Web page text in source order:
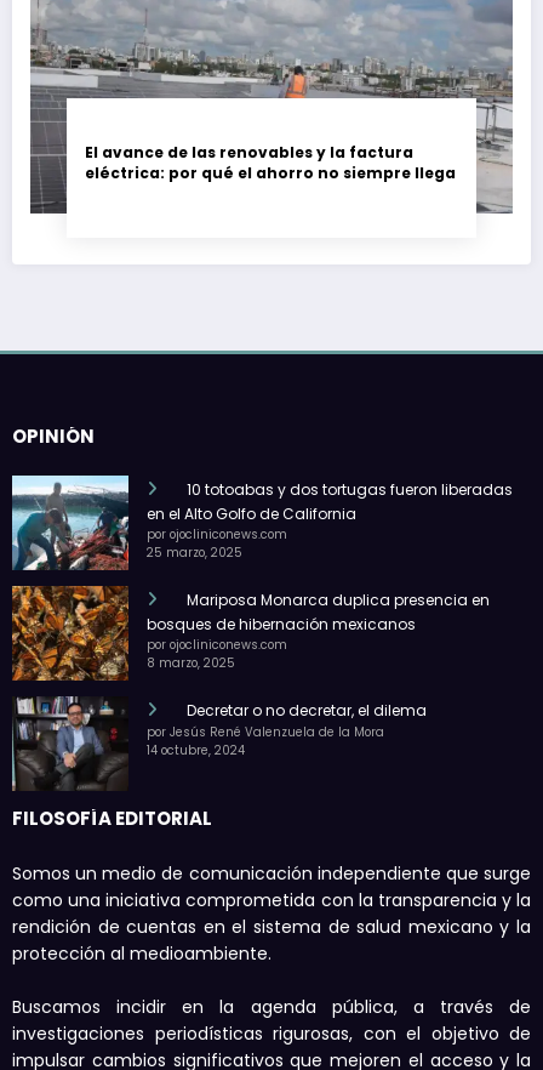
El avance de las renovables y la factura
eléctrica: por qué el ahorro no siempre llega
OPINIÓN
10 totoabas y dos tortugas fueron liberadas
en el Alto Golfo de California
por ojocliniconews.com
25 marzo, 2025
Mariposa Monarca duplica presencia en
bosques de hibernación mexicanos
por ojocliniconews.com
8 marzo, 2025
Decretar o no decretar, el dilema
por Jesús René Valenzuela de la Mora
14 octubre, 2024
FILOSOFÍA EDITORIAL
Somos un medio de comunicación independiente que surge
como una iniciativa comprometida con la transparencia y la
rendición de cuentas en el sistema de salud mexicano y la
protección al medioambiente.
Buscamos incidir en la agenda pública, a través de
investigaciones periodísticas rigurosas, con el objetivo de
impulsar cambios significativos que mejoren el acceso y la